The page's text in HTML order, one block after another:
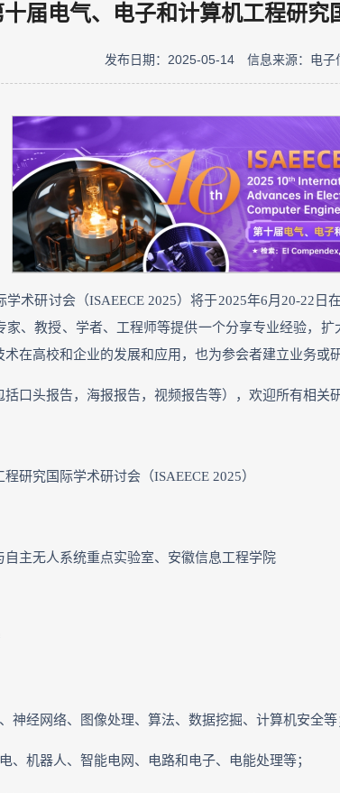
十届电气、电子和计算机工程研
发布日期：2025-05-14 信息来源：电子
术研讨会（ISAEECE 2025）将于2025年6月20-22
、教授、学者、工程师等提供一个分享专业经验，
在高校和企业的发展和应用，也为参会者建立业务
口头报告，海报报告，视频报告等），欢迎所有相关
研究国际学术研讨会（ISAEECE 2025）
主无人系统重点实验室、安徽信息工程学院
神经网络、图像处理、算法、数据挖掘、计算机安全等
、机器人、智能电网、电路和电子、电能处理等；